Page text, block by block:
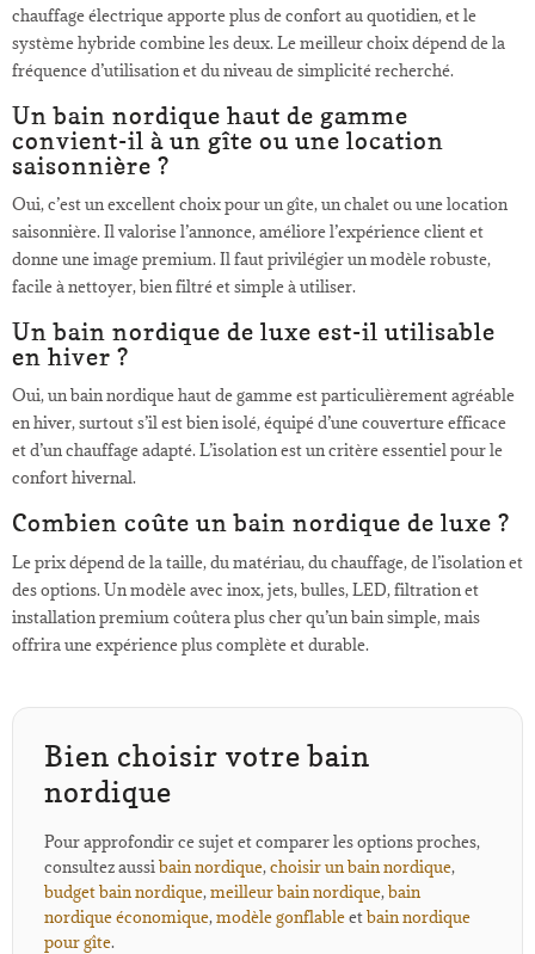
chauffage électrique apporte plus de confort au quotidien, et le
système hybride combine les deux. Le meilleur choix dépend de la
fréquence d’utilisation et du niveau de simplicité recherché.
Un bain nordique haut de gamme
convient-il à un gîte ou une location
saisonnière ?
Oui, c’est un excellent choix pour un gîte, un chalet ou une location
saisonnière. Il valorise l’annonce, améliore l’expérience client et
donne une image premium. Il faut privilégier un modèle robuste,
facile à nettoyer, bien filtré et simple à utiliser.
Un bain nordique de luxe est-il utilisable
en hiver ?
Oui, un bain nordique haut de gamme est particulièrement agréable
en hiver, surtout s’il est bien isolé, équipé d’une couverture efficace
et d’un chauffage adapté. L’isolation est un critère essentiel pour le
confort hivernal.
Combien coûte un bain nordique de luxe ?
Le prix dépend de la taille, du matériau, du chauffage, de l’isolation et
des options. Un modèle avec inox, jets, bulles, LED, filtration et
installation premium coûtera plus cher qu’un bain simple, mais
offrira une expérience plus complète et durable.
Bien choisir votre bain
nordique
Pour approfondir ce sujet et comparer les options proches,
consultez aussibain nordique,choisir un bain nordique,
budget bain nordique,meilleur bain nordique,bain
nordique économique,modèle gonflableetbain nordique
pour gîte.